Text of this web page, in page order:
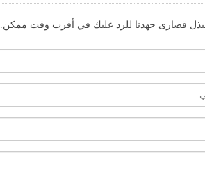
سنبذل قصارى جهدنا للرد عليك في أقرب وقت ممكن.